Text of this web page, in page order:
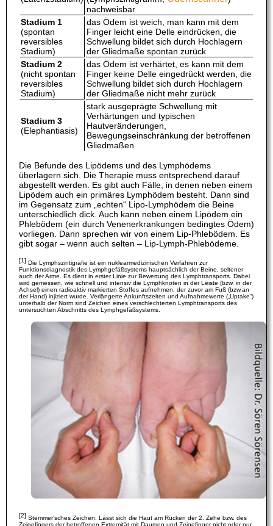
nachweisbar
Stadium 1
(spontan
reversibles
Stadium)
das Ödem ist weich, man kann mit dem
Finger leicht eine Delle eindrücken, die
Schwellung bildet sich durch Hochlagern
der Gliedmaße spontan zurück
Stadium 2
(nicht spontan
reversibles
Stadium)
das Ödem ist verhärtet, es kann mit dem
Finger keine Delle eingedrückt werden, die
Schwellung bildet sich durch Hochlagern
der Gliedmaße nicht mehr zurück
Stadium 3
(Elephantiasis)
stark ausgeprägte Schwellung mit
Verhärtungen und typischen
Hautveränderungen,
Bewegungseinschränkung der betroffenen
Gliedmaßen
Die Befunde des Lipödems und des Lymphödems
überlagern sich. Die Therapie muss entsprechend darauf
abgestellt werden. Es gibt auch Fälle, in denen neben einem
Lipödem auch ein primäres Lymphödem besteht. Dann sind
im Gegensatz zum „echten“ Lipo-Lymphödem die Beine
unterschiedlich dick. Auch kann neben einem Lipödem ein
Phlebödem (ein durch Venenerkrankungen bedingtes Ödem)
vorliegen. Dann sprechen wir von einem Lip-Phlebödem. Es
gibt sogar – wenn auch selten – Lip-Lymph-Phlebödeme.
[1] Die Lymphszintigrafie ist ein nuklearmedizinischen Verfahren zur
Funktionsdiagnostik des Lymphgefäßsystems hauptsächlich der Beine, seltener
auch der Arme. Es dient in erster Linie zur Bewertung des Lymphtransports. Dabei
wird gemessen, wie schnell und intensiv die Lymphknoten in der Leiste (bzw. in der
Achsel) einen radioaktiv markierten Stoffes aufnehmen, der zuvor am Fuß (bzw.an
der Hand) injiziert wurde. Verlängerte Ankunftszeiten und Aufnahmewerte („Uptake“)
unterhalb der Norm sind Zeichen eines verschlechterten Lymphtransports des
untersuchten Abschnitts des Lymphgefäßsystems.
[2] Stemmer’sches Zeichen: Lässt sich die Haut am Rücken der 2. Zehe bzw. des
Zeigefingers der betroffenen Extremität mit Daumen und Zeigefinger nicht oder nur